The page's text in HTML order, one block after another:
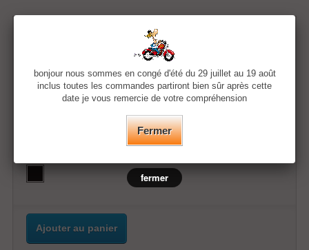
Quantité
Ajouter au panier
bonjour nous sommes en congé d'été du 29 juillet au 19 août
inclus toutes les commandes partiront bien sûr après cette
date je vous remercie de votre compréhension
Fermer
fermer